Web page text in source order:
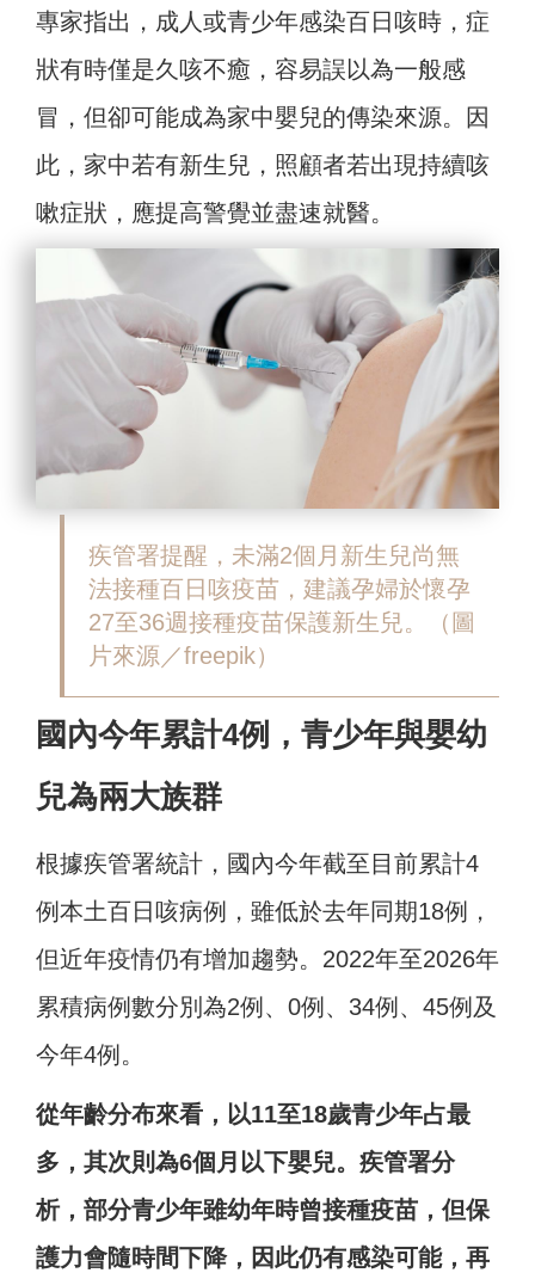
專家指出，成人或青少年感染百日咳時，症
狀有時僅是久咳不癒，容易誤以為一般感
冒，但卻可能成為家中嬰兒的傳染來源。因
此，家中若有新生兒，照顧者若出現持續咳
嗽症狀，應提高警覺並盡速就醫。
疾管署提醒，未滿2個月新生兒尚無
法接種百日咳疫苗，建議孕婦於懷孕
27至36週接種疫苗保護新生兒。（圖
片來源／freepik）
國內今年累計4例，青少年與嬰幼
兒為兩大族群
根據疾管署統計，國內今年截至目前累計4
例本土百日咳病例，雖低於去年同期18例，
但近年疫情仍有增加趨勢。2022年至2026年
累積病例數分別為2例、0例、34例、45例及
今年4例。
從年齡分布來看，以11至18歲青少年占最
多，其次則為6個月以下嬰兒。疾管署分
析，部分青少年雖幼年時曾接種疫苗，但保
護力會隨時間下降，因此仍有感染可能，再